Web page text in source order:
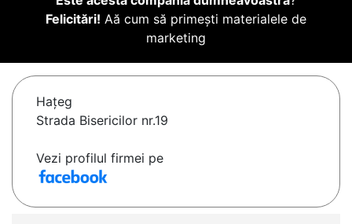
Felicitări! Aă cum să primești materialele de
marketing
Haţeg
Strada Bisericilor nr.19
Vezi profilul firmei pe